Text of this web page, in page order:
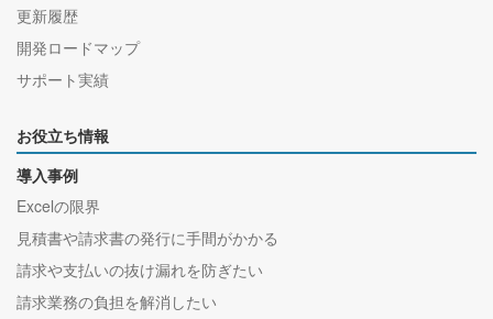
更新履歴
開発ロードマップ
サポート実績
お役立ち情報
導入事例
Excelの限界
見積書や請求書の発行に手間がかかる
請求や支払いの抜け漏れを防ぎたい
請求業務の負担を解消したい